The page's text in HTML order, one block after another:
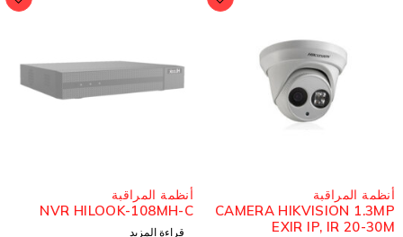
أنظمة المراقبة
CAMERA HIKVISION 1.3MP
EXIR IP, IR 20-30M
مُباع
أنظمة المراقبة
NVR HILOOK-108MH-C
قراءة المزيد